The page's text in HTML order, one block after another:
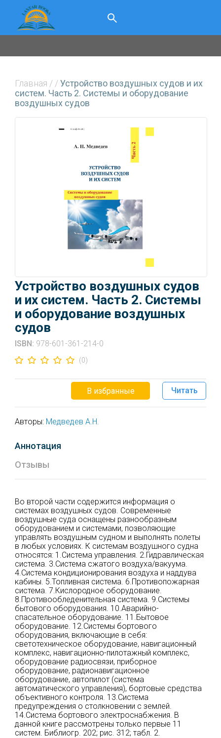
Главная / /Устройство воздушных судов и их
систем. Часть 2. Системы и оборудование
воздушных судов
Устройство воздушных судов
и их систем. Часть 2. Системы
и оборудование воздушных
судов
ISBN: 978-601-361-214-0
(0)
В избранные Читать
Авторы: Медведев А.Н.
Аннотация
Отзывы
Во второй части содержится информация о
системах воздушных судов. Современные
воздушные суда оснащены разнообразным
оборудованием и системами, позволяющие
управлять воздушным судном и выполнять полеты
в любых условиях. К системам воздушного судна
относятся: 1.Система управления. 2.Гидравлическая
система. 3.Система сжатого воздуха/вакуума.
4.Система кондиционирования воздуха и наддува
кабины. 5.Топливная система. 6.Противопожарная
система. 7.Кислородное оборудование.
8.Противообледенительная система. 9.Системы
бытового оборудования. 10.Аварийно-
спасательное оборудование. 11.Бытовое
оборудование. 12.Системы бортового
оборудования, включающие в себя:
светотехническое оборудование, навигационный
комплекс, навигационно-пилотажный комплекс,
оборудование радиосвязи, приборное
оборудование, радионавигационное
оборудование, автопилот (система
автоматического управления), бортовые средства
объективного контроля. 13.Система
предупреждения о столкновении с землей.
14.Система бортового электроснабжения. В
данной книге рассмотрены только первые 11
систем. Библиогр. 202; рис. 312; табл. 2.